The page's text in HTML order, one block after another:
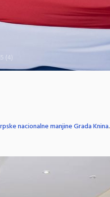
(4)
nacionalne manjine Grada Knina.